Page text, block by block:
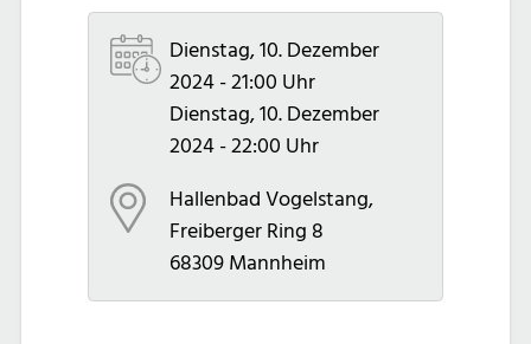
Dienstag, 10. Dezember
2024 - 21:00 Uhr
Dienstag, 10. Dezember
2024 - 22:00 Uhr
Hallenbad Vogelstang,
Freiberger Ring 8
68309 Mannheim